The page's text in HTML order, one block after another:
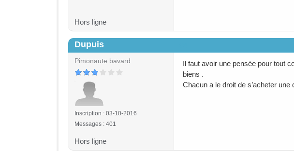
Hors ligne
Dupuis
Pimonaute bavard
Inscription : 03-10-2016
Messages : 401
Il faut avoir une pensée pour tout
biens .
Chacun a le droit de s’acheter une
Hors ligne